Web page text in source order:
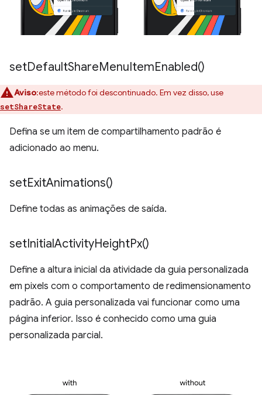
setDefaultShareMenuItemEnabled()
Aviso:este método foi descontinuado. Em vez disso, use
setShareState.
Defina se um item de compartilhamento padrão é
adicionado ao menu.
setExitAnimations()
Define todas as animações de saída.
setInitialActivityHeightPx()
Define a altura inicial da atividade da guia personalizada
em pixels com o comportamento de redimensionamento
padrão. A guia personalizada vai funcionar como uma
página inferior. Isso é conhecido como uma guia
personalizada parcial.